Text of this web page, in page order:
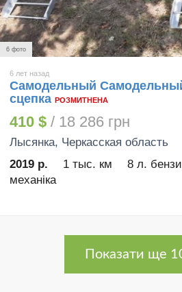
6 фото
6 лет назад
Самодельный
сцепка РОЗМИТНЕНА
410 $ / 18 286 грн
Лысянка, Черкасская область
2019 р.
1 тыс. км 8 л.
механіка
Показати ще